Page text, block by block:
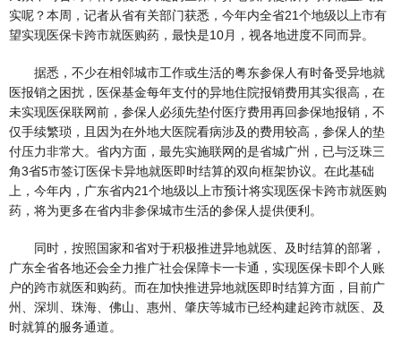
实呢？本周，记者从省有关部门获悉，今年内全省21个地级以上市有
望实现医保卡跨市就医购药，最快是10月，视各地进度不同而异。
据悉，不少在相邻城市工作或生活的粤东参保人有时备受异地就
医报销之困扰，医保基金每年支付的异地住院报销费用其实很高，在
未实现医保联网前，参保人必须先垫付医疗费用再回参保地报销，不
仅手续繁琐，且因为在外地大医院看病涉及的费用较高，参保人的垫
付压力非常大。省内方面，最先实施联网的是省城广州，已与泛珠三
角3省5市签订医保卡异地就医即时结算的双向框架协议。在此基础
上，今年内，广东省内21个地级以上市预计将实现医保卡跨市就医购
药，将为更多在省内非参保城市生活的参保人提供便利。
同时，按照国家和省对于积极推进异地就医、及时结算的部署，
广东全省各地还会全力推广社会保障卡一卡通，实现医保卡即个人账
户的跨市就医和购药。而在加快推进异地就医即时结算方面，目前广
州、深圳、珠海、佛山、惠州、肇庆等城市已经构建起跨市就医、及
时就算的服务通道。